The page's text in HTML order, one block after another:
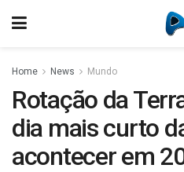
Home News Mundo
Rotação da
dia mais curto
acontecer em